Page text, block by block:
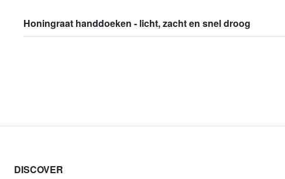
Honingraat handdoeken - licht, zacht en snel droog
DISCOVER